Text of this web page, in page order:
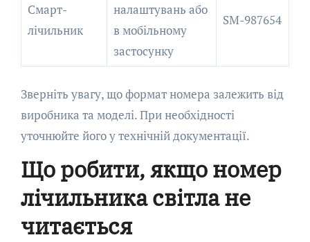
Смарт-
лічильник
налаштувань або
в мобільному
застосунку
SM-987654
Зверніть увагу, що формат номера залежить від
виробника та моделі. При необхідності
уточнюйте його у технічній документації.
Що робити, якщо номер
лічильника світла не
читається